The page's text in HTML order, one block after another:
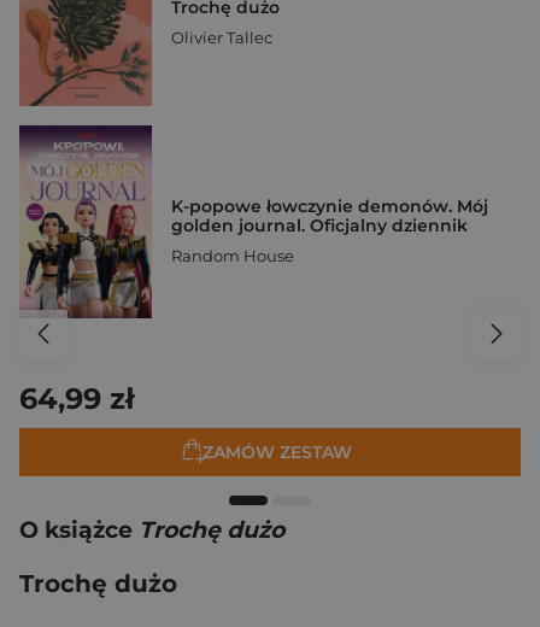
Trochę dużo
Olivier Tallec
K-popowe łowczynie demonów. Mój
golden journal. Oficjalny dziennik
Random House
64,99 zł
ZAMÓW ZESTAW
O książce Trochę dużo
Trochę dużo